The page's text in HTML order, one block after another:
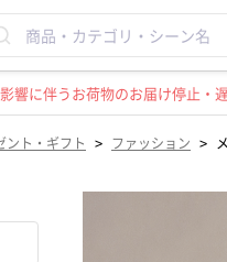
響に伴うお荷物のお届け停止・
ント・ギフト > ファッション >